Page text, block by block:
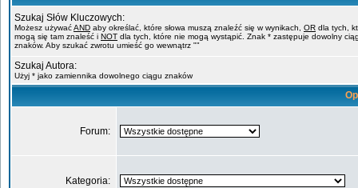
Szukaj Słów Kluczowych:
Możesz używaćAND aby określać, które słowa muszą znaleźć się w wynikach, OR dla tych,
mogą się tam znaleść i NOT dla tych, które nie mogą wystąpić. Znak * zastępuje dowolny
znaków. Aby szukać zwrotu umieść go wewnątrz ""
Szukaj Autora:
Użyj * jako zamiennika dowolnego ciągu znaków
Forum:
Kategoria: